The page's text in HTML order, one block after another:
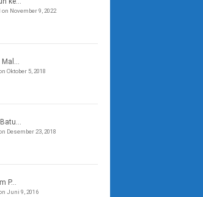
on November 9, 2022
Oktober 5, 2018
Desember 23, 2018
P...
Juni 9, 2016